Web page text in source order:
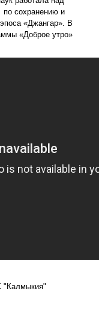
сохранению и
«Джангар». В
«Доброе утро»
"Калмыкия"